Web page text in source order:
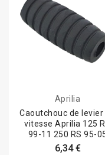
Aprilia
Caoutchouc de levier
vitesse Aprilia 125
99-11 250 RS 95-
6,34 €